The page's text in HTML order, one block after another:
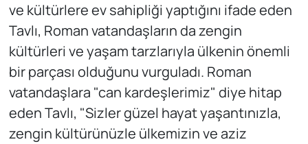
ve kültürlere ev sahipliği yaptığını ifade eden
Tavlı, Roman vatandaşların da zengin
kültürleri ve yaşam tarzlarıyla ülkenin önemli
bir parçası olduğunu vurguladı. Roman
vatandaşlara "can kardeşlerimiz" diye hitap
eden Tavlı, "Sizler güzel hayat yaşantınızla,
zengin kültürünüzle ülkemizin ve aziz